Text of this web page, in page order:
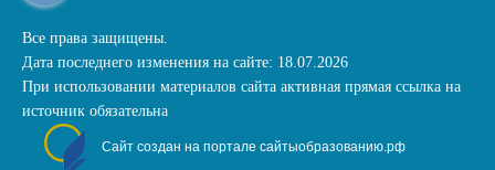
Все права защищены.
Дата последнего изменения на сайте: 18.07.2026
При использовании материалов сайта активная прямая ссылка на
источник обязательна
Сайт создан на портале сайтыобразованию.рф